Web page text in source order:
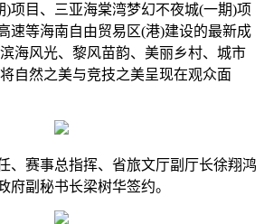
)项目、三亚海棠湾梦幻不夜城(一期)项
速等海南自由贸易区(港)建设的最新成
海风光、黎风苗韵、美丽乡村、城市
自然之美与竞技之美呈现在观众面
赛事总指挥、省旅文厅副厅长徐翔鸿
府副秘书长梁树华签约。